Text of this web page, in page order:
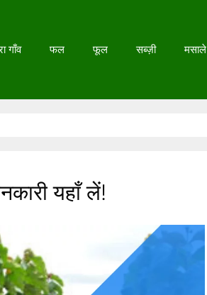
गाँव फल फूल सब्ज़ी मसाले
यहाँ लें!